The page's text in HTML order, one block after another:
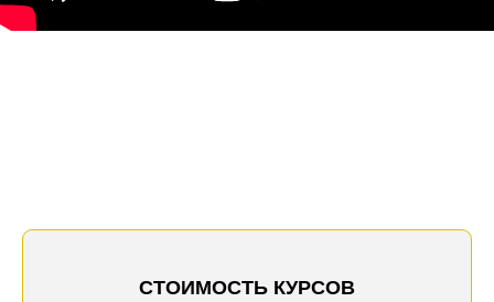
СТОИМОСТЬ КУРСОВ